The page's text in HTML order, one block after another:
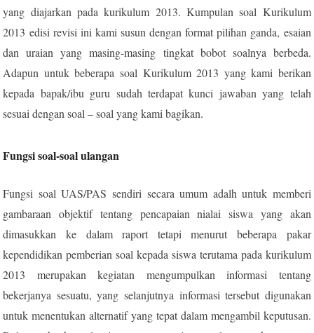
yang diajarkan pada kurikulum 2013. Kumpulan soal Kurikulum
2013 edisi revisi ini kami susun dengan format pilihan ganda, esaian
dan uraian yang masing-masing tingkat bobot soalnya berbeda.
Adapun untuk beberapa soal Kurikulum 2013 yang kami berikan
kepada bapak/ibu guru sudah terdapat kunci jawaban yang telah
sesuai dengan soal – soal yang kami bagikan.
Fungsi soal-soal ulangan
Fungsi soal UAS/PAS sendiri secara umum adalh untuk memberi
gambaraan objektif tentang pencapaian nialai siswa yang akan
dimasukkan ke dalam raport tetapi menurut beberapa pakar
kependidikan pemberian soal kepada siswa terutama pada kurikulum
2013 merupakan kegiatan mengumpulkan informasi tentang
bekerjanya sesuatu, yang selanjutnya informasi tersebut digunakan
untuk menentukan alternatif yang tepat dalam mengambil keputusan.